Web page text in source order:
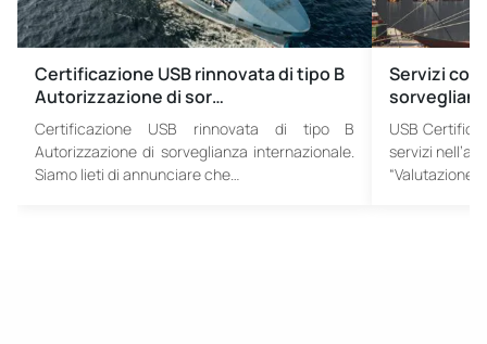
Certificazione USB rinnovata di tipo B
Autorizzazione di sor…
Certificazione USB rinnovata di tipo B
Autorizzazione di sorveglianza internazionale.
Siamo lieti di annunciare che…
Servizi
USB
servizi
“Valutazione